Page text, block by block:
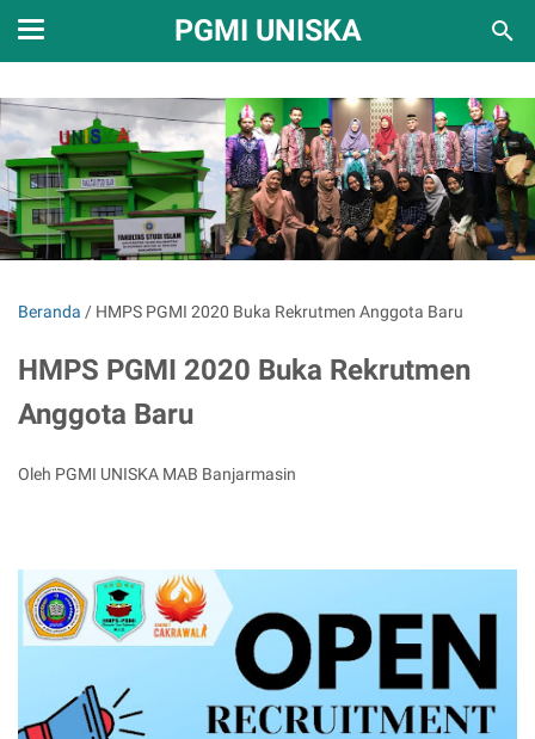
PGMI UNISKA
Beranda / HMPS PGMI 2020 Buka Rekrutmen Anggota Baru
HMPS PGMI 2020 Buka Rekrutmen
Anggota Baru
Oleh PGMI UNISKA MAB Banjarmasin